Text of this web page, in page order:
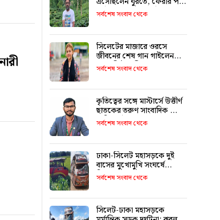
দুর্ঘটনায় মারা যান সাইফুল
সর্বশেষ সংবাদ থেকে
সিলেটের মাজারে ওরসে
জীবনের শেষ গান গাইলেন
পেহেলি ভৈরবী
সর্বশেষ সংবাদ থেকে
কৃতিত্বের সঙ্গে মাস্টার্সে উত্তীর্ণ
ছাতকের তরুণ সাংবাদিক মোঃ
তাজিদুল ইসলাম
সর্বশেষ সংবাদ থেকে
ঢাকা-সিলেট মহাসড়কে দুই
বাসের মুখোমুখি সংঘর্ষে
নিহতের সংখ্যা বেড়ে ৯ : ৬
জনের পরিচয় মিলেছে
সর্বশেষ সংবাদ থেকে
সিলেট-ঢাকা মহাসড়কে